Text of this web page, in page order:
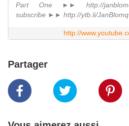
Part One ►► http://
subscribe ►► http://ytb.li/
http://
Partager